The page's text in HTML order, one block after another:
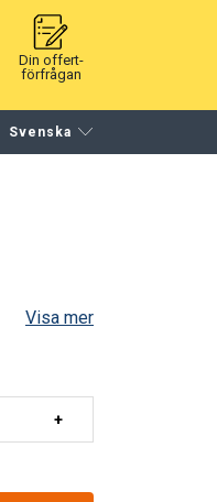
Din offert-
förfrågan
Svenska
kassan
Visa mer